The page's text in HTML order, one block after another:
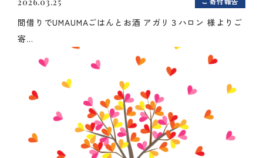
間借りでUMAUMAごはんとお酒 アガリ３ハロン 様よりご
寄...